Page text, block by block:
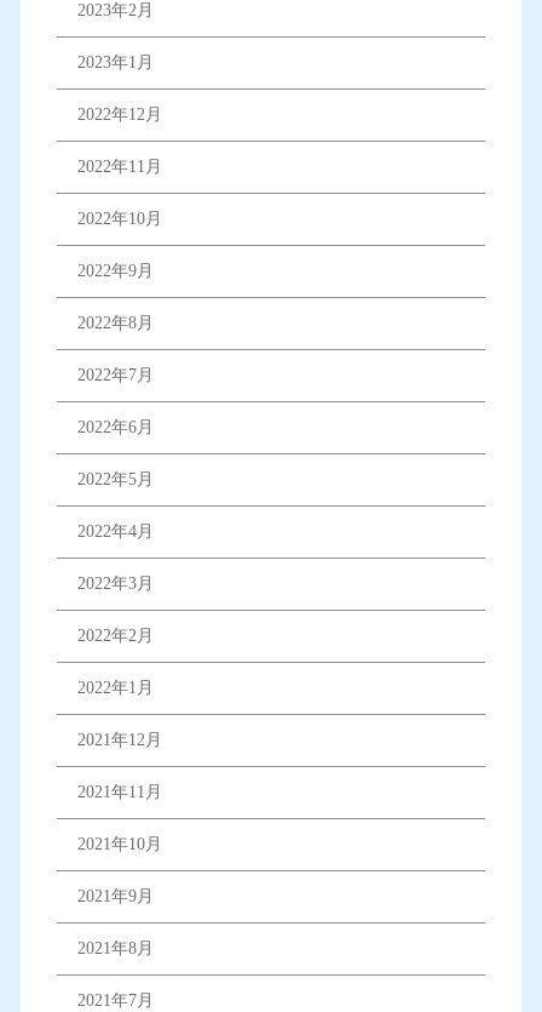
2023年2月
2023年1月
2022年12月
2022年11月
2022年10月
2022年9月
2022年8月
2022年7月
2022年6月
2022年5月
2022年4月
2022年3月
2022年2月
2022年1月
2021年12月
2021年11月
2021年10月
2021年9月
2021年8月
2021年7月